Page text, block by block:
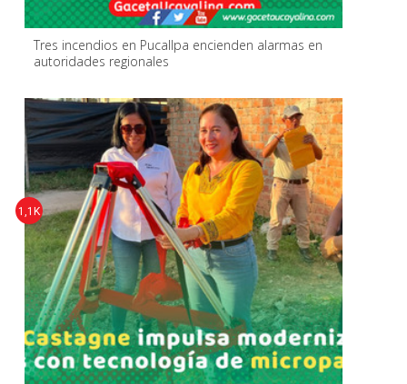
Tres incendios en Pucallpa encienden alarmas en
autoridades regionales
1,1K